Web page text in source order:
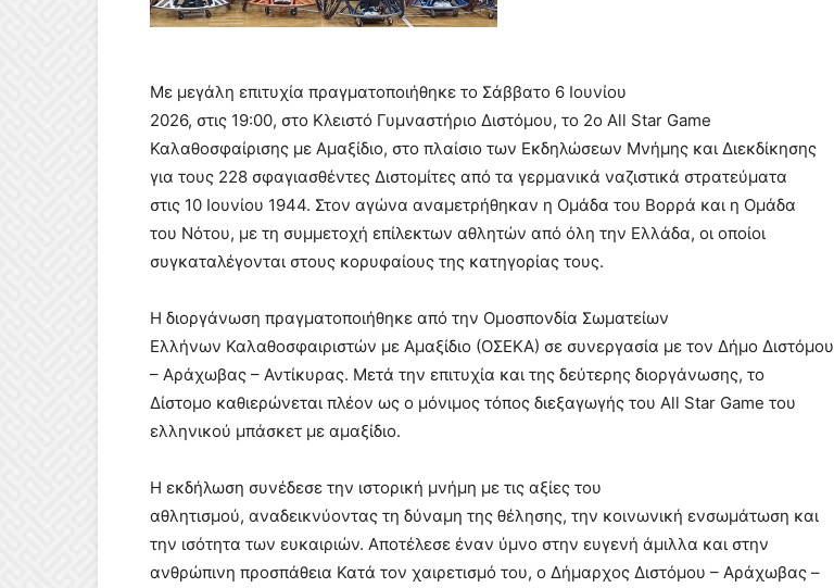
Με μεγάλη επιτυχία πραγματοποιήθηκε το Σάββατο 6 Ιουνίου
2026, στις 19:00, στο Κλειστό Γυμναστήριο Διστόμου, το 2ο All Star Game
Καλαθοσφαίρισης με Αμαξίδιο, στο πλαίσιο των Εκδηλώσεων Μνήμης και Διεκδίκησης
για τους 228 σφαγιασθέντες Διστομίτες από τα γερμανικά ναζιστικά στρατεύματα
στις 10 Ιουνίου 1944. Στον αγώνα αναμετρήθηκαν η Ομάδα του Βορρά και η Ομάδα
του Νότου, με τη συμμετοχή επίλεκτων αθλητών από όλη την Ελλάδα, οι οποίοι
συγκαταλέγονται στους κορυφαίους της κατηγορίας τους.
Η διοργάνωση πραγματοποιήθηκε από την Ομοσπονδία Σωματείων
Ελλήνων Καλαθοσφαιριστών με Αμαξίδιο (ΟΣΕΚΑ) σε συνεργασία με τον Δήμο Διστόμου
– Αράχωβας – Αντίκυρας. Μετά την επιτυχία και της δεύτερης διοργάνωσης, το
Δίστομο καθιερώνεται πλέον ως ο μόνιμος τόπος διεξαγωγής του All Star Game του
ελληνικού μπάσκετ με αμαξίδιο.
Η εκδήλωση συνέδεσε την ιστορική μνήμη με τις αξίες του
αθλητισμού, αναδεικνύοντας τη δύναμη της θέλησης, την κοινωνική ενσωμάτωση και
την ισότητα των ευκαιριών. Αποτέλεσε έναν ύμνο στην ευγενή άμιλλα και στην
ανθρώπινη προσπάθεια Κατά τον χαιρετισμό του, ο Δήμαρχος Διστόμου – Αράχωβας –